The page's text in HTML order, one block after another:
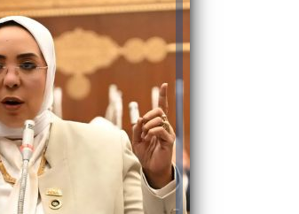
جديد بمستشفيات الجامعة...